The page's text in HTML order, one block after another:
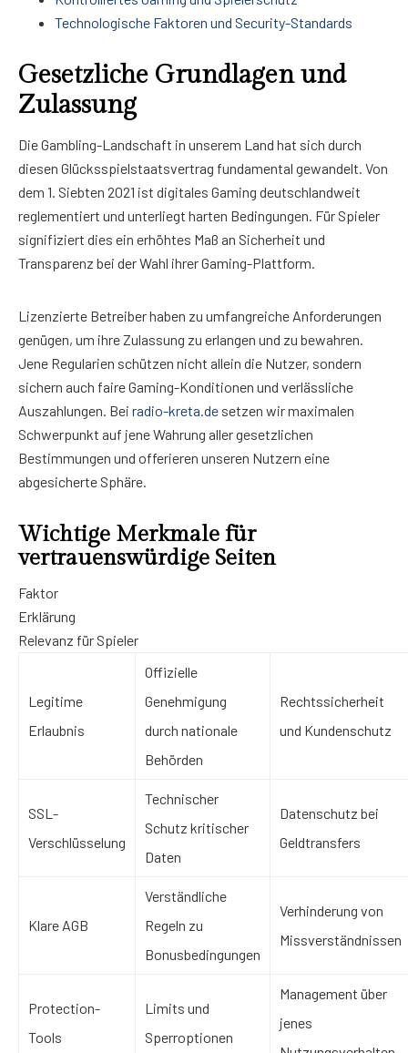
Technologische Faktoren und Security-Standards
Gesetzliche Grundlagen und
Zulassung
Die Gambling-Landschaft in unserem Land hat sich durch
diesen Glücksspielstaatsvertrag fundamental gewandelt. Von
dem 1. Siebten 2021 ist digitales Gaming deutschlandweit
reglementiert und unterliegt harten Bedingungen. Für Spieler
signifiziert dies ein erhöhtes Maß an Sicherheit und
Transparenz bei der Wahl ihrer Gaming-Plattform.
Lizenzierte Betreiber haben zu umfangreiche Anforderungen
genügen, um ihre Zulassung zu erlangen und zu bewahren.
Jene Regularien schützen nicht allein die Nutzer, sondern
sichern auch faire Gaming-Konditionen und verlässliche
Auszahlungen. Bei radio-kreta.de setzen wir maximalen
Schwerpunkt auf jene Wahrung aller gesetzlichen
Bestimmungen und offerieren unseren Nutzern eine
abgesicherte Sphäre.
Wichtige Merkmale für
vertrauenswürdige Seiten
Faktor
Erklärung
Relevanz für Spieler
Legitime
Erlaubnis
Offizielle
Genehmigung
durch nationale
Behörden
Rechtssicherheit
und Kundenschutz
SSL-
Verschlüsselung
Technischer
Schutz kritischer
Daten
Datenschutz bei
Geldtransfers
Klare AGB
Verständliche
Regeln zu
Bonusbedingungen
Verhinderung von
Missverständnissen
Protection-
Tools
Limits und
Sperroptionen
Management über
jenes